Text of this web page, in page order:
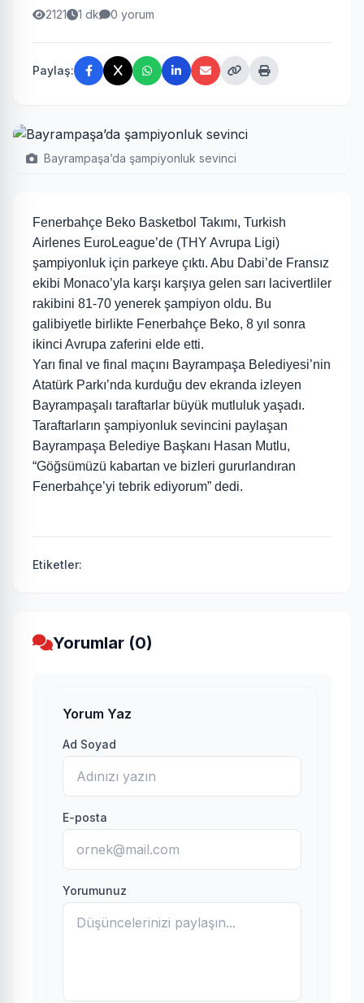
2121 1 dk 0 yorum
Paylaş:
Bayrampaşa’da şampiyonluk sevinci
Fenerbahçe Beko Basketbol Takımı, Turkish
Airlenes EuroLeague’de (THY Avrupa Ligi)
şampiyonluk için parkeye çıktı. Abu Dabi’de Fransız
ekibi Monaco’yla karşı karşıya gelen sarı lacivertliler
rakibini 81-70 yenerek şampiyon oldu. Bu
galibiyetle birlikte Fenerbahçe Beko, 8 yıl sonra
ikinci Avrupa zaferini elde etti.
Yarı final ve final maçını Bayrampaşa Belediyesi’nin
Atatürk Parkı’nda kurduğu dev ekranda izleyen
Bayrampaşalı taraftarlar büyük mutluluk yaşadı.
Taraftarların şampiyonluk sevincini paylaşan
Bayrampaşa Belediye Başkanı Hasan Mutlu,
“Göğsümüzü kabartan ve bizleri gururlandıran
Fenerbahçe’yi tebrik ediyorum” dedi.
Etiketler:
Yorumlar (0)
Yorum Yaz
Ad Soyad
E-posta
Yorumunuz